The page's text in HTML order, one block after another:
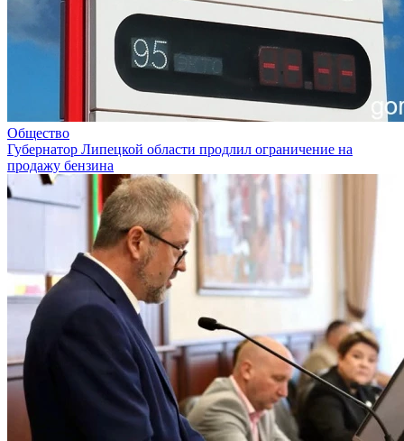
Общество
Губернатор Липецкой области продлил ограничение на
продажу бензина